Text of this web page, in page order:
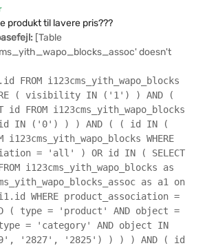
produkt til lavere pris???
[Table
doesn't
FROM i123cms_yith_wapo_blocks
( visibility IN ('1') ) AND (
id FROM i123cms_yith_wapo_blocks
IN ('0') ) ) AND ( ( id IN (
i123cms_yith_wapo_blocks WHERE
= 'all' ) OR id IN ( SELECT
i123cms_yith_wapo_blocks as
as a1 on
WHERE product_association =
( type = 'product' AND object =
= 'category' AND object IN
'2827', '2825') ) ) ) AND ( id